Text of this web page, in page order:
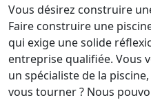
Vous désirez construire
Faire construire une
qui exige une solide
entreprise qualifiée. Vous
un spécialiste de la
vous tourner ? Nous